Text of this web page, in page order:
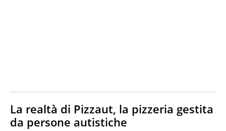
La realtà di Pizzaut, la pizzeria gestita
da persone autistiche